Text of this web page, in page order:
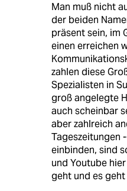
Man muß nicht
der beiden
präsent sein, im
einen erreichen
zahlen diese
Spezialisten in
groß angelegte
auch scheinbar
aber zahlreich
Tageszeitungen
einbinden, sind
und Youtube
geht und es